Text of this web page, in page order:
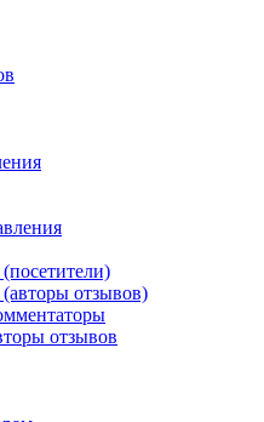
отзывов)
отзывов